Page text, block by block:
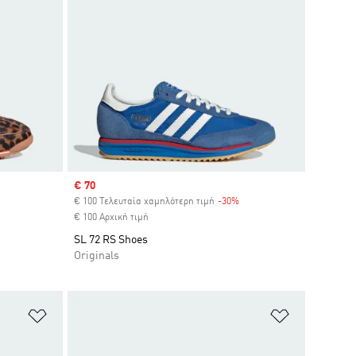
Sale price
€ 70
€ 100 Τελευταία χαμηλότερη τιμή -30%Discount
€ 100 Αρχική τιμή
SL 72 RS Shoes
Originals